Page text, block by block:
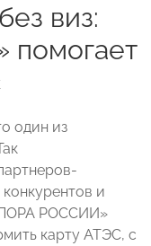
виз:
один из
и
РОССИИ»
карту АТЭС, с